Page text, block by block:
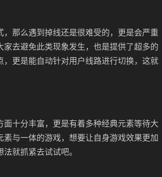
那么遇到掉线还是很难受的，更是会严重
去避免此类现象发生，也是提供了超多的
更是能自动针对用户线路进行切换，这就
十分丰富，更是有着多种经典元素等待大
与一体的游戏，想要让自身游戏效果更加
就抓紧去试试吧。